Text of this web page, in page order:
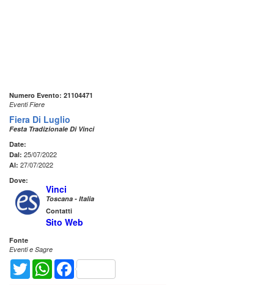
Numero Evento: 21104471
Eventi Fiere
Fiera Di Luglio
Festa Tradizionale Di Vinci
Date:
Dal: 25/07/2022
Al: 27/07/2022
Dove:
Vinci
Toscana - Italia
Contatti
Sito Web
Fonte
Eventi e Sagre
Twitter WhatsAppFacebook